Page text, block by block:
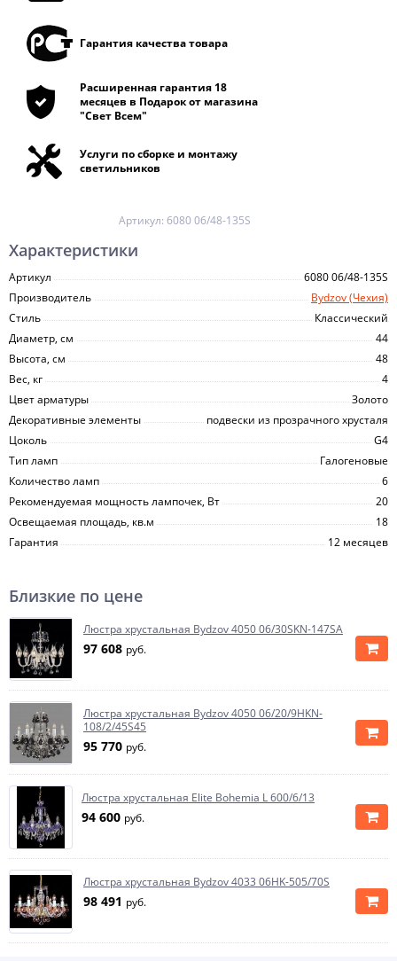
Гарантия качества товара
Расширенная гарантия 18
месяцев в Подарок от магазина
"Свет Всем"
Услуги по сборке и монтажу
светильников
Артикул: 6080 06/48-135S
Характеристики
Артикул
6080 06/48-135S
Производитель
Bydzov (Чехия)
Стиль
Классический
Диаметр, см
44
Высота, см
48
Вес, кг
4
Цвет арматуры
Золото
Декоративные элементы
подвески из прозрачного хрусталя
Цоколь
G4
Тип ламп
Галогеновые
Количество ламп
6
Рекомендуемая мощность лампочек, Вт
20
Освещаемая площадь, кв.м
18
Гарантия
12 месяцев
Близкие по цене
Люстра хрустальная Bydzov 4050 06/30SKN-147SA
97 608 руб.
Люстра хрустальная Bydzov 4050 06/20/9HKN-
108/2/45S45
95 770 руб.
Люстра хрустальная Elite Bohemia L 600/6/13
94 600 руб.
Люстра хрустальная Bydzov 4033 06HK-505/70S
98 491 руб.